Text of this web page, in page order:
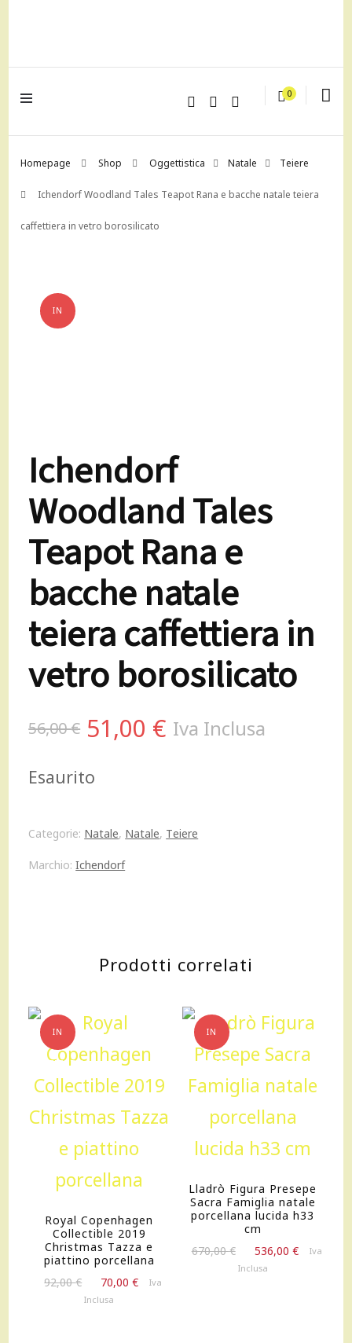
0
Homepage Shop Oggettistica Natale Teiere
Ichendorf Woodland Tales Teapot Rana e bacche natale teiera
caffettiera in vetro borosilicato
IN
Ichendorf
Woodland Tales
Teapot Rana e
bacche natale
teiera caffettiera in
vetro borosilicato
56,00€ Il
era:
56,00 €.
51,00 € Il
è:
Iva Inclusa
Esaurito
Categorie: Natale, Natale, Teiere
Marchio:Ichendorf
Prodotti correlati
IN
OFFERTA!
Royal Copenhagen
Collectible 2019
Christmas Tazza e
piattino porcellana
92,00€
prezzo
70,00€
IlIva
Inclusa
IN
OFFERTA!
Lladrò Figura Presepe
Sacra Famiglia natale
porcellana lucida h33
cm
670,00€
prezzo
536,00 €
IlIva
Inclusa